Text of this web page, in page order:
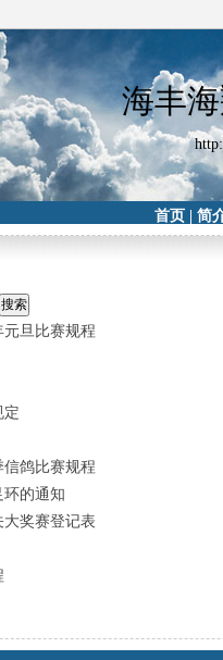
海丰
首页 简
元旦比赛规程
定
信鸽比赛规程
环的通知
奖赛登记表